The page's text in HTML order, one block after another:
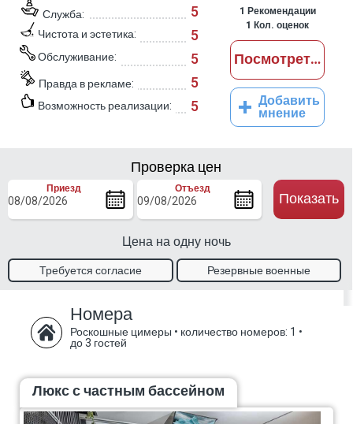
Служба: 5
Чистота и эстетика: 5
Обслуживание: 5
Правда в рекламе: 5
Возможность реализации: 5
1 Рекомендации
1 Кол. оценок
Посмотреть
Добавить
мнение
Проверка цен
Приезд Отъезд
Цена на одну ночь
Показать
Требуется согласие
Резервные военные
Номера
Роскошные цимеры • количество номеров: 1 •
до 3 гостей
Люкс с частным бассейном